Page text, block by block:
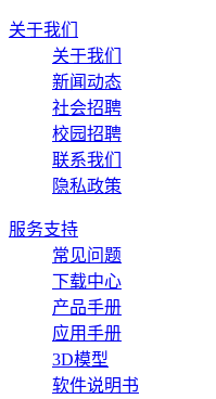
关于我们
关于我们
新闻动态
社会招聘
校园招聘
联系我们
隐私政策
服务支持
常见问题
下载中心
产品手册
应用手册
3D模型
软件说明书